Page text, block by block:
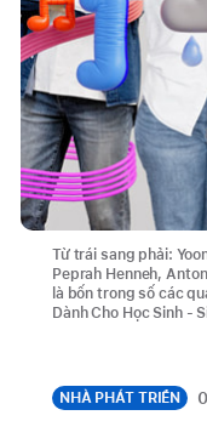
Từ trái sang phải:
Peprah Henneh,
là bốn trong số các
Dành Cho Học Sinh -
NHÀ PHÁT TRIỂN